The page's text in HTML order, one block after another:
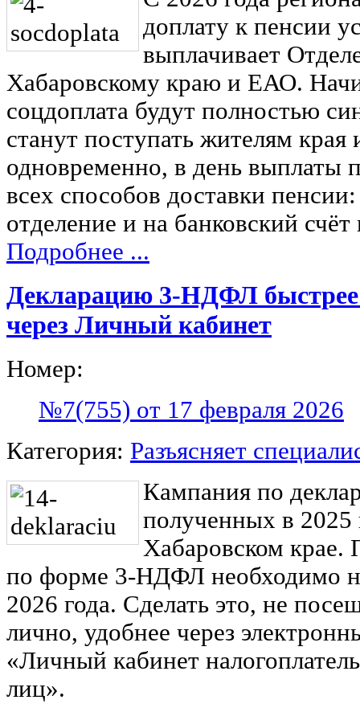
доплату к пенсии
выплачивает
Хабаровскому краю и ЕАО.
соцдоплата будут полностью
станут поступать жителям края
одновременно, в день выплаты
всех способов доставки
отделение и на банковский счёт
Подробнее ...
Декларацию 3-НДФЛ
через Личный кабинет
Номер:
№7(755) от 17 февраля 2026
Категория: Разъясняет
Кампания по
полученных в 2025
Хабаровском крае.
по форме 3-НДФЛ необходимо
2026 года. Сделать это, не
лично, удобнее через
«Личный кабинет
лиц».